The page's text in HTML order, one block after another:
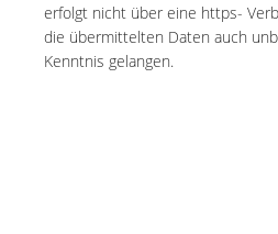
erfolgt nicht über eine https-
die übermittelten Daten auch
Kenntnis gelangen.